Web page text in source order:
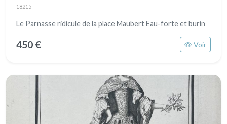
18215
Le Parnasse ridicule de la place Maubert Eau-forte et burin
450 € Voir